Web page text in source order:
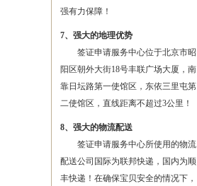
强有力保障！
7、强大的地理优势
签证申请服务中心位于北京市昭
阳区朝外大街18号丰联广场大厦，南
靠日坛路第一使馆区，东依三里屯第
二使馆区，直线距离不超过3公里！
8、强大的物流配送
签证申请服务中心所使用的物流
配送公司国际为联邦快递，国内为顺
丰快递！在确保宝贝安全的情况下，